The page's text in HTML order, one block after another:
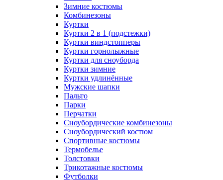
Зимние костюмы
Комбинезоны
Куртки
Куртки 2 в 1 (подстежки)
Куртки виндстопперы
Куртки горнолыжные
Куртки для сноуборда
Куртки зимние
Куртки удлинённые
Мужские шапки
Пальто
Парки
Перчатки
Сноубордические комбинезоны
Сноубордический костюм
Спортивные костюмы
Термобелье
Толстовки
Трикотажные костюмы
Футболки